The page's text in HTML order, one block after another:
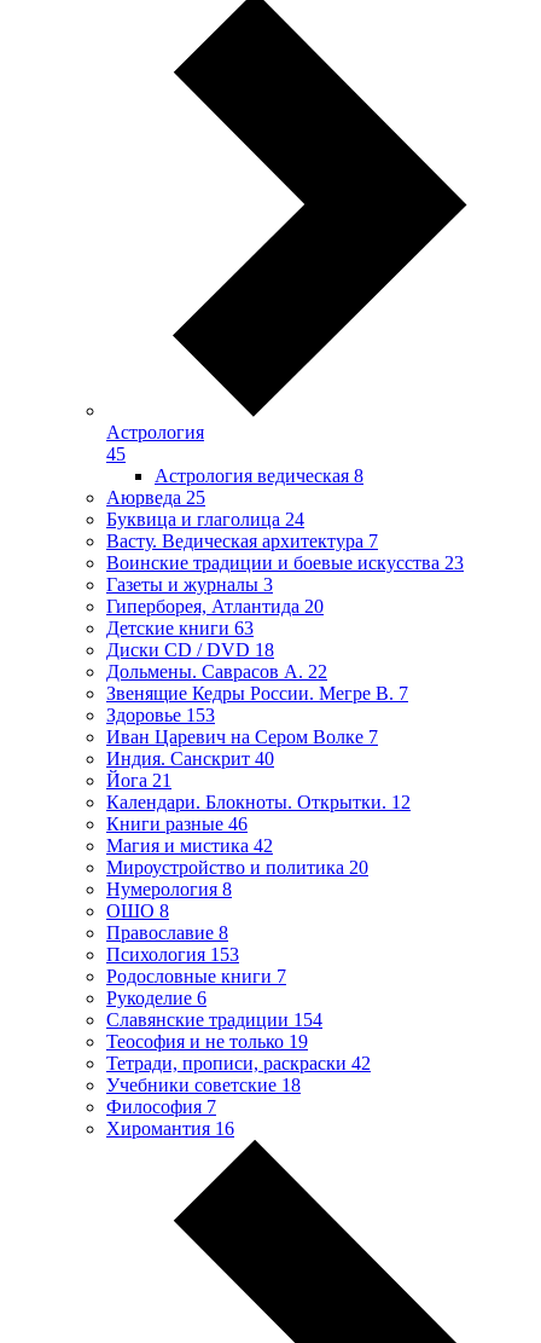
Астрология
45
Астрология ведическая 8
Аюрведа 25
Буквица и глаголица 24
Васту. Ведическая архитектура 7
Воинские традиции и боевые искусства 23
Газеты и журналы 3
Гиперборея, Атлантида 20
Детские книги 63
Диски CD / DVD 18
Дольмены. Саврасов А. 22
Звенящие Кедры России. Мегре В. 7
Здоровье 153
Иван Царевич на Сером Волке 7
Индия. Санскрит 40
Йога 21
Календари. Блокноты. Открытки. 12
Книги разные 46
Магия и мистика 42
Мироустройство и политика 20
Нумерология 8
ОШО 8
Православие 8
Психология 153
Родословные книги 7
Рукоделие 6
Славянские традиции 154
Теософия и не только 19
Тетради, прописи, раскраски 42
Учебники советские 18
Философия 7
Хиромантия 16